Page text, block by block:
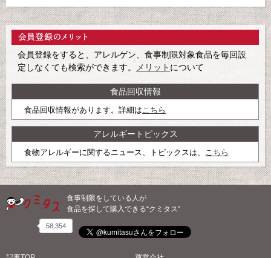
会員登録をすると、アレルゲン、食事制限対象食品を毎回設
定しなくても検索ができます。
メリット について
食品回収情報
食品回収情報があります。詳細はこちら
アレルギートピックス
食物アレルギーに関するニュース、トピックスは、 こちら
食事制限をしている人が
食品を探して購入できる“クミタス”
58,354